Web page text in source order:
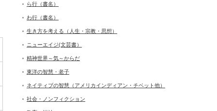
ら行（書名）
わ行（書名）
生き方を考える（人生・宗教・思想）
ニューエイジ(文芸書）
精神世界～気～からだ
東洋の智慧・老子
ネイティブの智慧（アメリカインディアン・チベット他）
社会・ノンフィクション